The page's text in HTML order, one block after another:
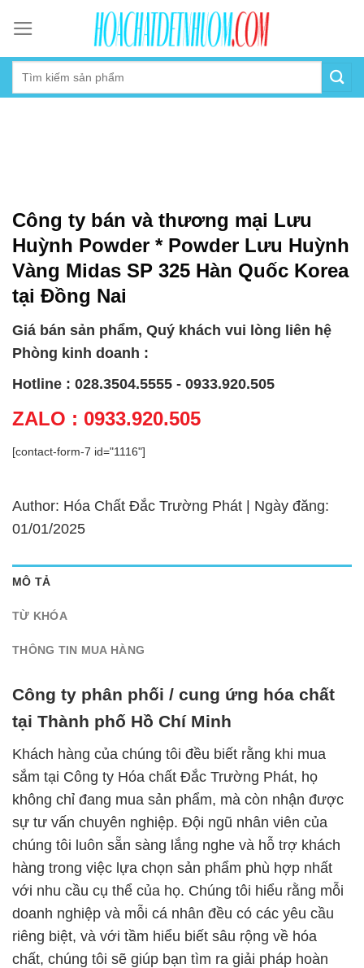
content
Công ty bán và thương mại Lưu
Huỳnh Powder * Powder Lưu Huỳnh
Vàng Midas SP 325 Hàn Quốc Korea
tại Đồng Nai
Giá bán sản phẩm, Quý khách vui lòng liên hệ
Phòng kinh doanh :
Hotline : 028.3504.5555 - 0933.920.505
ZALO : 0933.920.505
[contact-form-7 id="1116"]
Author: Hóa Chất Đắc Trường Phát | Ngày đăng:
01/01/2025
MÔ TẢ
TỪ KHÓA
THÔNG TIN MUA HÀNG
Công ty phân phối / cung ứng hóa chất
tại Thành phố Hồ Chí Minh
Khách hàng của chúng tôi đều biết rằng khi mua
sắm tại Công ty Hóa chất Đắc Trường Phát, họ
không chỉ đang mua sản phẩm, mà còn nhận được
sự tư vấn chuyên nghiệp. Đội ngũ nhân viên của
chúng tôi luôn sẵn sàng lắng nghe và hỗ trợ khách
hàng trong việc lựa chọn sản phẩm phù hợp nhất
với nhu cầu cụ thể của họ. Chúng tôi hiểu rằng mỗi
doanh nghiệp và mỗi cá nhân đều có các yêu cầu
riêng biệt, và với tầm hiểu biết sâu rộng về hóa
chất, chúng tôi sẽ giúp bạn tìm ra giải pháp hoàn